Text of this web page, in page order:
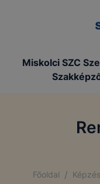
Miskolci SZC
Főoldal /